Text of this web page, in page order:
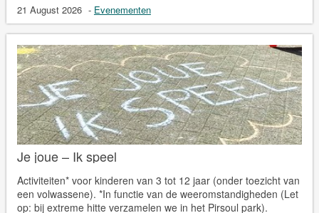
21 August 2026 - Evenementen
Je joue – Ik speel
Activiteiten* voor kinderen van 3 tot 12 jaar (onder toezicht van
een volwassene). *In functie van de weeromstandigheden (Let
op: bij extreme hitte verzamelen we in het Pirsoul park).